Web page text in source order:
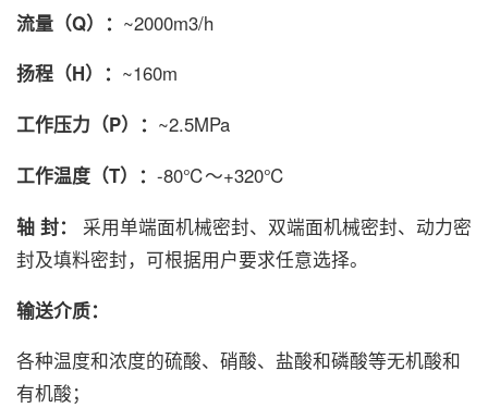
流量（Q）： ~2000m3/h
扬程（H）： ~160m
工作压力（P）： ~2.5MPa
工作温度（T）： -80℃～+320℃
轴 封： 采用单端面机械密封、双端面机械密封、动力密
封及填料密封，可根据用户要求任意选择。
输送介质：
各种温度和浓度的硫酸、硝酸、盐酸和磷酸等无机酸和
有机酸；